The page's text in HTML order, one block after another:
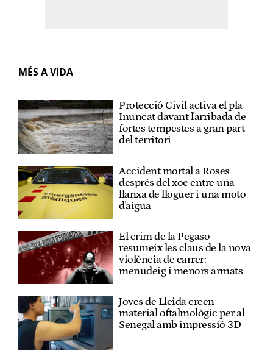
MÉS A VIDA
Protecció Civil activa el pla
Inuncat davant l'arribada de
fortes tempestes a gran part
del territori
Accident mortal a Roses
després del xoc entre una
llanxa de lloguer i una moto
d'aigua
El crim de la Pegaso
resumeix les claus de la nova
violència de carrer:
menudeig i menors armats
Joves de Lleida creen
material oftalmològic per al
Senegal amb impressió 3D